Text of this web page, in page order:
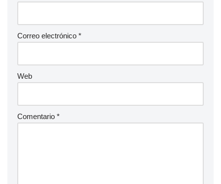
Correo electrónico *
Web
Comentario *